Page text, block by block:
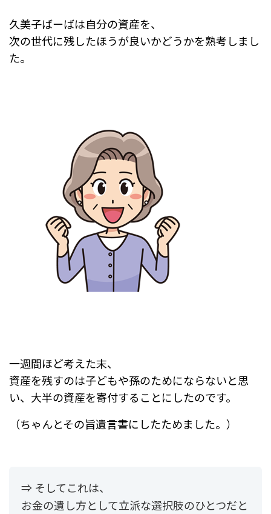
久美子ばーばは自分の資産を、
次の世代に残したほうが良いかどうかを熟考しまし
た。
一週間ほど考えた末、
資産を残すのは子どもや孫のためにならないと思
い、 大半の資産を寄付することにしたのです。
（ちゃんとその旨遺言書にしたためました。）
⇒ そしてこれは、
お金の遺し方として立派な選択肢のひとつだと